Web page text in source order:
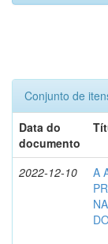
Conjunto de
Data do
documento
2022-12-10
A